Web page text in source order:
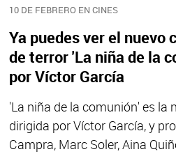
10 DE FEBRERO EN CINES
Ya puedes ver el nuevo
de terror 'La niña de la
por Víctor García
'La niña de la comunión' es la
dirigida por Víctor García, y
Campra, Marc Soler, Aina